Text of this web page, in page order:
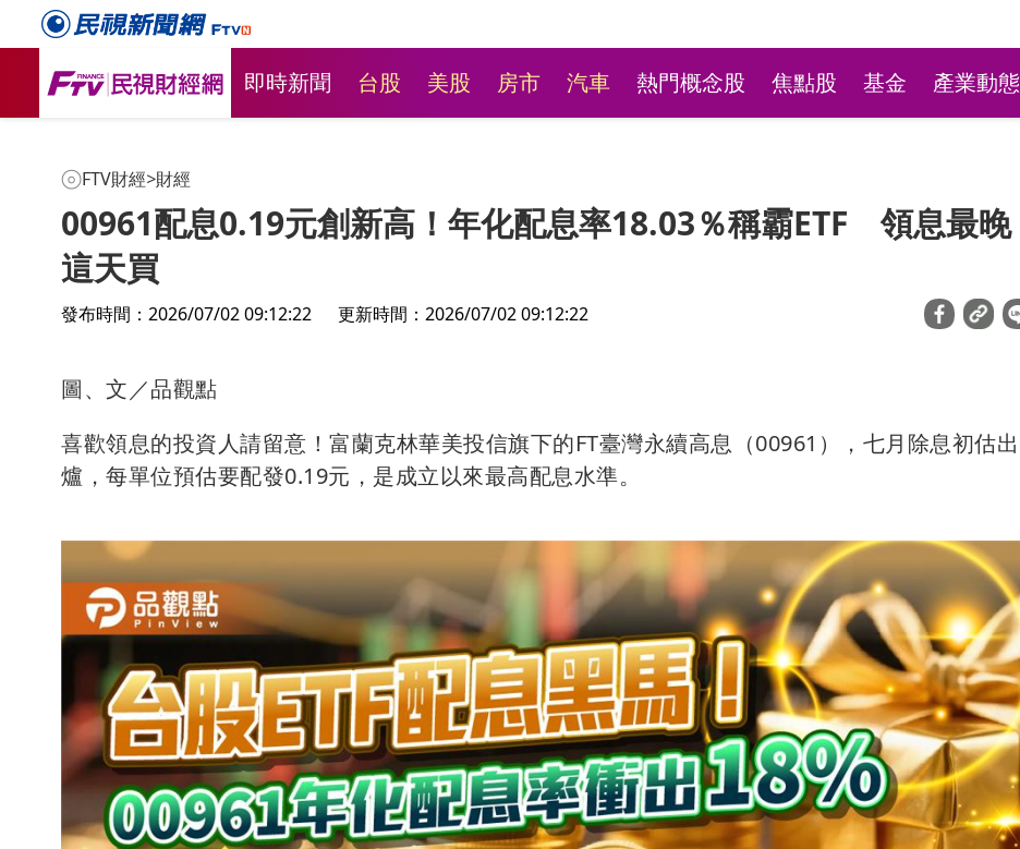
即時新聞 台股 美股 房市 汽車 熱門概念股 焦點股 基金 產業動態
FTV財經>財經
00961配息0.19元創新高！年化配息率18.03％稱霸ETF 領息最晚
這天買
發布時間：2026/07/02 09:12:22 更新時間：2026/07/02 09:12:22
圖、文／品觀點
喜歡領息的投資人請留意！富蘭克林華美投信旗下的FT臺灣永續高息（00961），七月除息初估出
爐，每單位預估要配發0.19元，是成立以來最高配息水準。